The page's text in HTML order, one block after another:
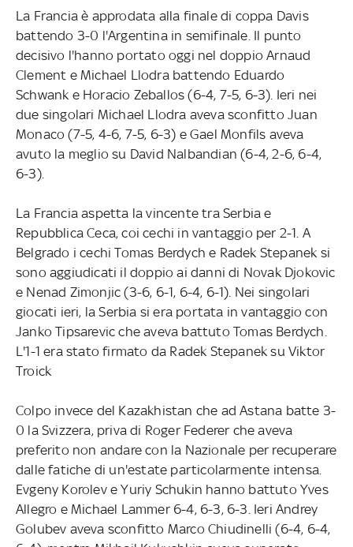
La Francia è approdata alla finale di coppa Davis
battendo 3-0 l'Argentina in semifinale. Il punto
decisivo l'hanno portato oggi nel doppio Arnaud
Clement e Michael Llodra battendo Eduardo
Schwank e Horacio Zeballos (6-4, 7-5, 6-3). Ieri nei
due singolari Michael Llodra aveva sconfitto Juan
Monaco (7-5, 4-6, 7-5, 6-3) e Gael Monfils aveva
avuto la meglio su David Nalbandian (6-4, 2-6, 6-4,
6-3).
La Francia aspetta la vincente tra Serbia e
Repubblica Ceca, coi cechi in vantaggio per 2-1. A
Belgrado i cechi Tomas Berdych e Radek Stepanek si
sono aggiudicati il doppio ai danni di Novak Djokovic
e Nenad Zimonjic (3-6, 6-1, 6-4, 6-1). Nei singolari
giocati ieri, la Serbia si era portata in vantaggio con
Janko Tipsarevic che aveva battuto Tomas Berdych.
L'1-1 era stato firmato da Radek Stepanek su Viktor
Troick
Colpo invece del Kazakhistan che ad Astana batte 3-
0 la Svizzera, priva di Roger Federer che aveva
preferito non andare con la Nazionale per recuperare
dalle fatiche di un'estate particolarmente intensa.
Evgeny Korolev e Yuriy Schukin hanno battuto Yves
Allegro e Michael Lammer 6-4, 6-3, 6-3. Ieri Andrey
Golubev aveva sconfitto Marco Chiudinelli (6-4, 6-4,